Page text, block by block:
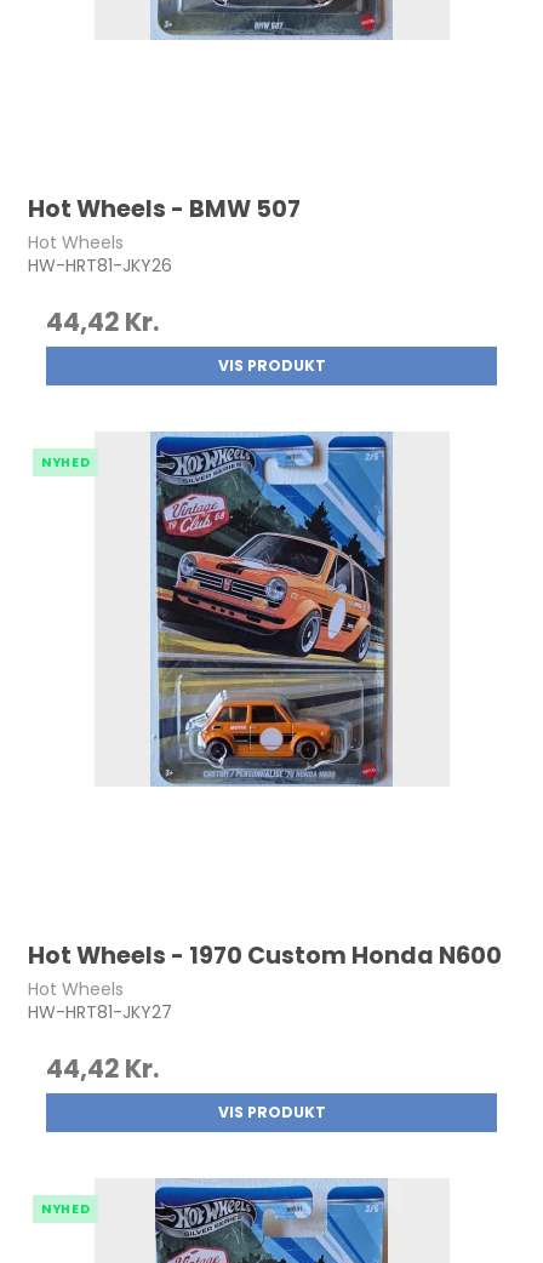
Hot Wheels - BMW 507
Hot Wheels
HW-HRT81-JKY26
44,42 Kr.
VIS PRODUKT
NYHED
Hot Wheels - 1970 Custom Honda N600
Hot Wheels
HW-HRT81-JKY27
44,42 Kr.
VIS PRODUKT
NYHED